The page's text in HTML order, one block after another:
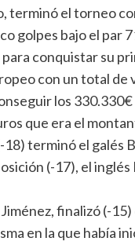
terminó el torneo
golpes bajo el par
para conquistar su
con un total de
los 330.330€
que era el
18) terminó el galés
(-17), el inglés
finalizó (-15)
en la que había